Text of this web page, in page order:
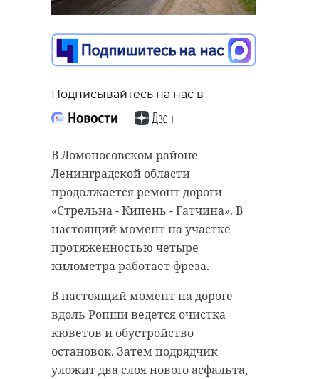
Подписывайтесь на нас в
В Ломоносовском районе
Ленинградской области
продолжается ремонт дороги
«Стрельна - Кипень - Гатчина». В
настоящий момент на участке
протяженностью четыре
километра работает фреза.
В настоящий момент на дороге
вдоль Ропши ведется очистка
кюветов и обустройство
остановок. Затем подрядчик
уложит два слоя нового асфальта,